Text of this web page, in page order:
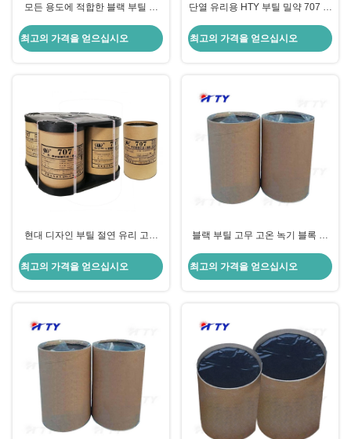
모든 용도에 적합한 블랙 부틸 열
최고의 가격을 얻으십시오
단열 유리용 HTY 부틸 밀약 707 주
최고의 가격을 얻으십시오
현대 디자인 부틸 절연 유리 고온
최고의 가격을 얻으십시오
블랙 부틸 고무 고온 녹기 블록 밀
일
최고의 가격을 얻으십시오